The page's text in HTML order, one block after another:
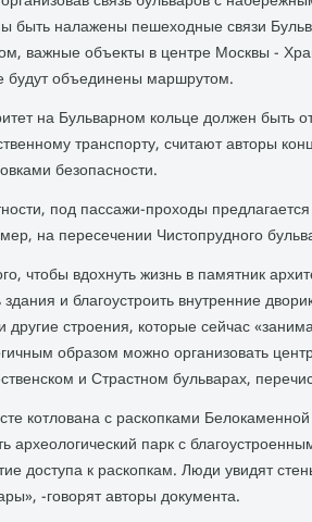
быть налажены пешеходные связи
важные объекты в центре Москвы -
будут объединены маршрутом.
на Бульварном кольце должен быть
транспорту, считают авторы
безопасности.
под пассажи-проходы
на пересечении Чистопрудного
чтобы вдохнуть жизнь в памятник
здания и благоустроить внутренние
другие строения, которые сейчас
образом можно организовать
и Страстном бульварах,
котлована с раскопками
археологический парк с
доступа к раскопкам. Люди увидят
-говорят авторы документа.